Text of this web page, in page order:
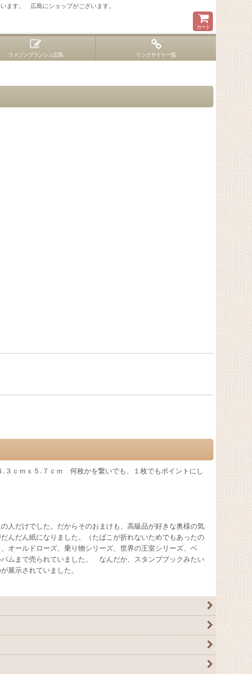
ます。 広島にショップがございます。
カート
ラメゾンブランシュ広島 リンクサイト一覧
ｃｍｘ５.７ｃｍ 何枚かを繋いでも、１枚でもポイントにし
人だけでした。だからそのおまけも、高級品が好きな奥様の気
んだん紙になりました。（たばこが折れないためでもあったの
オールドローズ、乗り物シリーズ、世界の王室シリーズ、ベ
ムまで売られていました。 なんだか、スタンプブックみたい
展示されていました。